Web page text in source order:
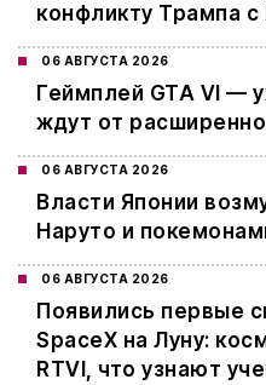
конфликту Трампа
06 АВГУСТА 2026
Геймплей GTA VI —
ждут от
06 АВГУСТА 2026
Власти Японии
Наруто и
06 АВГУСТА 2026
Появились первые
SpaceX на Луну:
RTVI, что узнают